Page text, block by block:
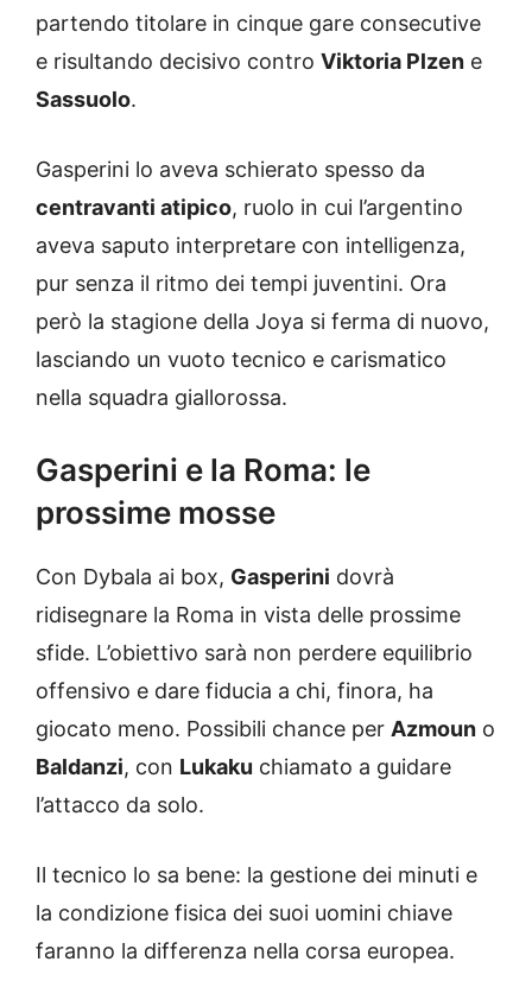
partendo titolare in cinque gare consecutive
e risultando decisivo contro Viktoria Plzen e
Sassuolo.
Gasperini lo aveva schierato spesso da
centravanti atipico, ruolo in cui l’argentino
aveva saputo interpretare con intelligenza,
pur senza il ritmo dei tempi juventini. Ora
però la stagione della Joya si ferma di nuovo,
lasciando un vuoto tecnico e carismatico
nella squadra giallorossa.
Gasperini e la Roma: le
prossime mosse
Con Dybala ai box, Gasperini dovrà
ridisegnare la Roma in vista delle prossime
sfide. L’obiettivo sarà non perdere equilibrio
offensivo e dare fiducia a chi, finora, ha
giocato meno. Possibili chance per Azmoun o
Baldanzi, con Lukaku chiamato a guidare
l’attacco da solo.
Il tecnico lo sa bene: la gestione dei minuti e
la condizione fisica dei suoi uomini chiave
faranno la differenza nella corsa europea.